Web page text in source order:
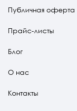
Публичная оферта
Прайс-листы
Блог
О нас
Контакты